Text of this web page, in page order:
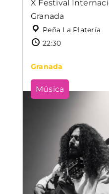
X Festival
Granada
Peña La Platería
22:30
Granada
Música